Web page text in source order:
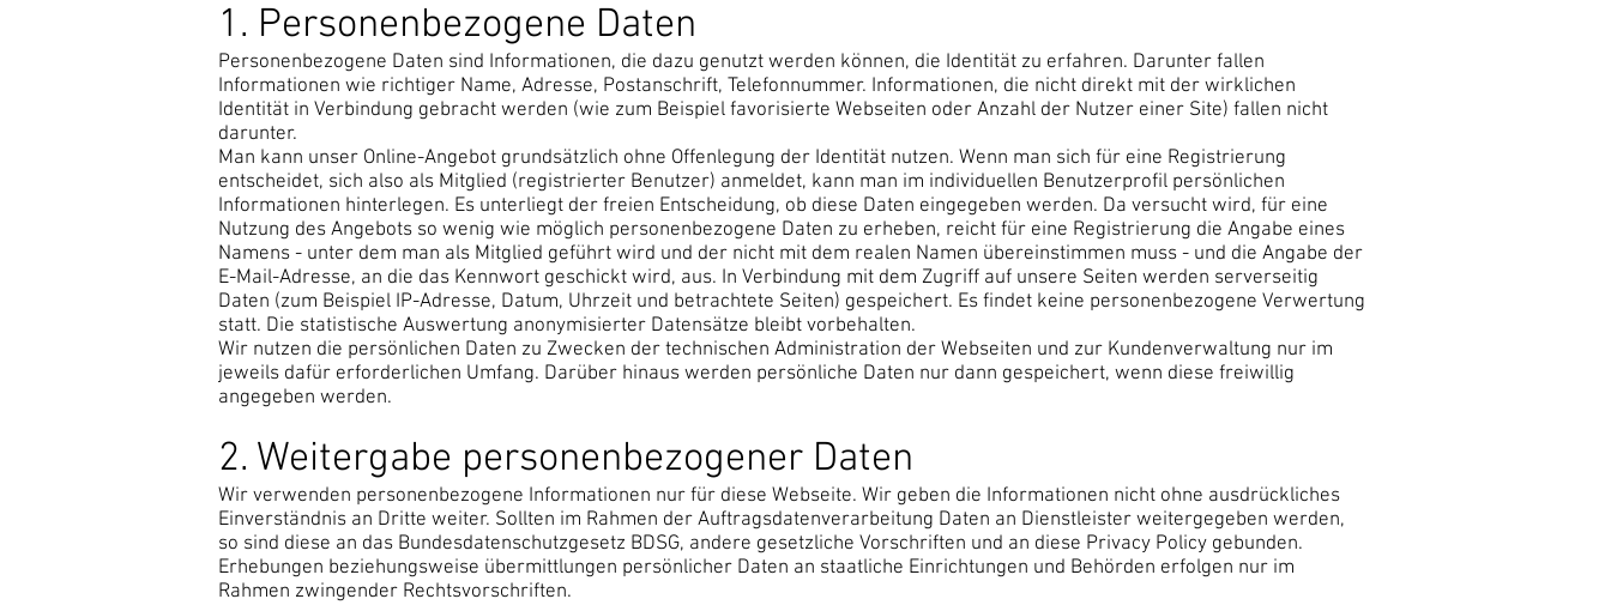
1. Personenbezogene Daten
Personenbezogene Daten sind Informationen, die dazu genutzt werden können, die Identität zu erfahren. Darunter fallen
Informationen wie richtiger Name, Adresse, Postanschrift, Telefonnummer. Informationen, die nicht direkt mit der wirklichen
Identität in Verbindung gebracht werden (wie zum Beispiel favorisierte Webseiten oder Anzahl der Nutzer einer Site) fallen nicht
darunter.
Man kann unser Online-Angebot grundsätzlich ohne Offenlegung der Identität nutzen. Wenn man sich für eine Registrierung
entscheidet, sich also als Mitglied (registrierter Benutzer) anmeldet, kann man im individuellen Benutzerprofil persönlichen
Informationen hinterlegen. Es unterliegt der freien Entscheidung, ob diese Daten eingegeben werden. Da versucht wird, für eine
Nutzung des Angebots so wenig wie möglich personenbezogene Daten zu erheben, reicht für eine Registrierung die Angabe eines
Namens - unter dem man als Mitglied geführt wird und der nicht mit dem realen Namen übereinstimmen muss - und die Angabe der
E-Mail-Adresse, an die das Kennwort geschickt wird, aus. In Verbindung mit dem Zugriff auf unsere Seiten werden serverseitig
Daten (zum Beispiel IP-Adresse, Datum, Uhrzeit und betrachtete Seiten) gespeichert. Es findet keine personenbezogene Verwertung
statt. Die statistische Auswertung anonymisierter Datensätze bleibt vorbehalten.
Wir nutzen die persönlichen Daten zu Zwecken der technischen Administration der Webseiten und zur Kundenverwaltung nur im
jeweils dafür erforderlichen Umfang. Darüber hinaus werden persönliche Daten nur dann gespeichert, wenn diese freiwillig
angegeben werden.
2. Weitergabe personenbezogener Daten
Wir verwenden personenbezogene Informationen nur für diese Webseite. Wir geben die Informationen nicht ohne ausdrückliches
Einverständnis an Dritte weiter. Sollten im Rahmen der Auftragsdatenverarbeitung Daten an Dienstleister weitergegeben werden,
so sind diese an das Bundesdatenschutzgesetz BDSG, andere gesetzliche Vorschriften und an diese Privacy Policy gebunden.
Erhebungen beziehungsweise übermittlungen persönlicher Daten an staatliche Einrichtungen und Behörden erfolgen nur im
Rahmen zwingender Rechtsvorschriften.